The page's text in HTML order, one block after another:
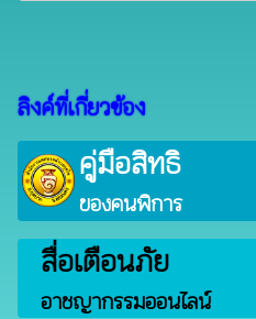
ลิงค์ที่เกี่ยวข้อง
คู่มือสิทธิ
ของคนพิการ
สื่อเตือนภัย
อาชญากรรมออนไลน์